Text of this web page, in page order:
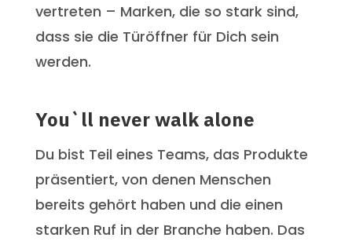
vertreten – Marken, die so stark sind,
dass sie die Türöffner für Dich sein
werden.
You`ll never walk alone
Du bist Teil eines Teams, das Produkte
präsentiert, von denen Menschen
bereits gehört haben und die einen
starken Ruf in der Branche haben. Das